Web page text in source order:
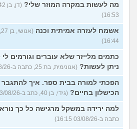
מה לעשות במקרה המוזר שלי?
16:53)
אשמח לעזרה אמיתית וכנה
16:44)
כתמים מלייזר שלא עוברים וגורמים
ניתן לעשות? (אנונימית, בת 25, כתבה ב-03/08/26 16:33)
הפכתי למורה בבית ספר. איך
הכישלון בחיים? (גידי, בן 40, כתב ב-03/08/26 16:24)
למה ירידה במשקל מרגישה כל כך
כתבה ב-03/08/26 16:15)